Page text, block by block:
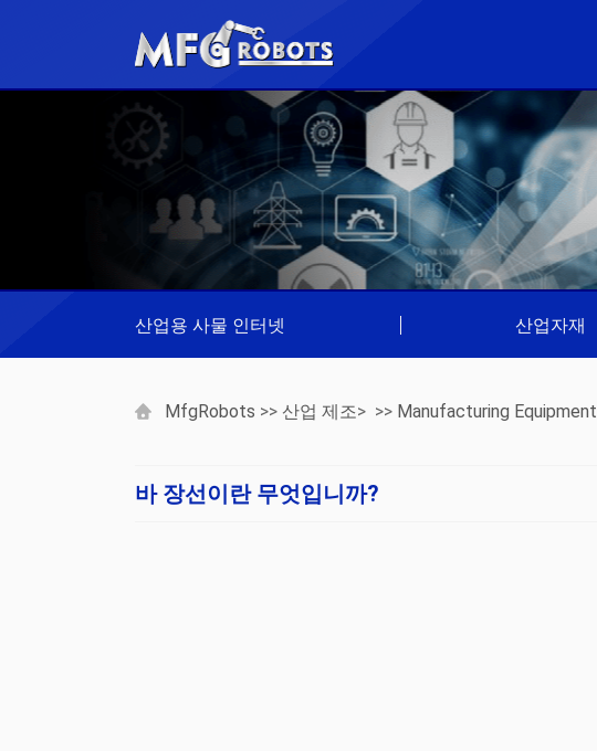
산업용 사물 인터넷 산업자재
MfgRobots >> 산업 제조> >> Manufacturing Equipment
바 장선이란 무엇입니까?